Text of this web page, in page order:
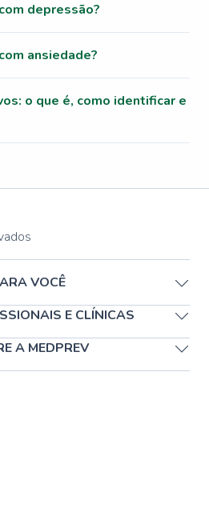
depressão?
ansiedade?
o que é, como identificar e
VOCÊ
E CLÍNICAS
A MEDPREV